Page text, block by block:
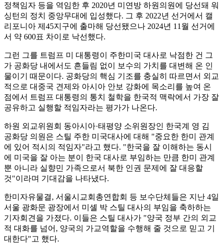
정책임자 등을 역임한 후 2020년 미연방 하원의원에 당선돼 워
싱턴의 정치 중앙무대에 입성했다. 그 후 2022년 선거에서 캘
리포니아 제45지구에 출마해 당선됐으나 2024년 11월 선거에
서 약 600표 차이로 낙선했다.
그런 그를 트럼프 미 대통령이 주한미국 대사로 낙점한 건 그
가 공화당 내에서도 흔들림 없이 보수의 가치를 대변해 온 인
물이기 때문이다. 공화당의 핵심 기조를 충실히 따르면서 외교
적으로 대중국 견제와 아시아 안보 강화에 목소리를 높여 온
점에서 트럼프 대통령의 통치 철학을 한국적 맥락에서 가장 잘
공유하고 실행할 적임자라는 평가가 나온다.
하원 외교위원회 동아시아·태평양 소위원장인 한국계 영 김
공화당 의원은 스틸 주한 미국대사에 대해 "중요한 한미 관계
에 있어 적시의 적임자"라고 했다. "한국을 잘 이해하는 동시
에 미국을 잘 아는 분이 한국 대사로 부임하는 만큼 한미 관계
뿐 아니라 실향민 가족으로서 북한 인권 문제에 잘 대응할
것"이라며 기대감을 나타냈다.
한미자유물결, 서울시교회총연합회 등 보수단체들은 지난 4일
서울 광화문 광장에서 미셸 박 스틸 대사의 부임을 축하하는
기자회견을 가졌다. 이들은 스틸 대사가 "양국 정부 간의 외교
적 대화를 넘어, 양국의 가교역할을 수행해 줄 것으로 믿고 기
대한다"고 했다.